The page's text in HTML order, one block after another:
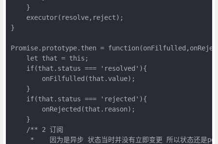
    }
    executor(resolve,reject);
}
Promise.prototype.then =
    let that = this;
    if(that.status === 'resolved'){
        onFilfulled(that.value);
    }
    if(that.status === 'rejected'){
        onRejected(that.reason);
    }
    /** 2 订阅
*    因为是异步 状态当时并没有立即变更 所以状态还是